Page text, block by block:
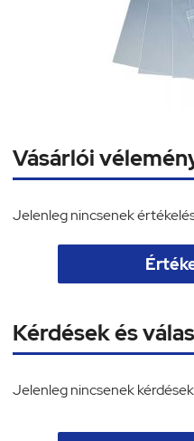
Vásárlói
Jelenleg nincsenek
Kérdések és
Jelenleg nincsenek